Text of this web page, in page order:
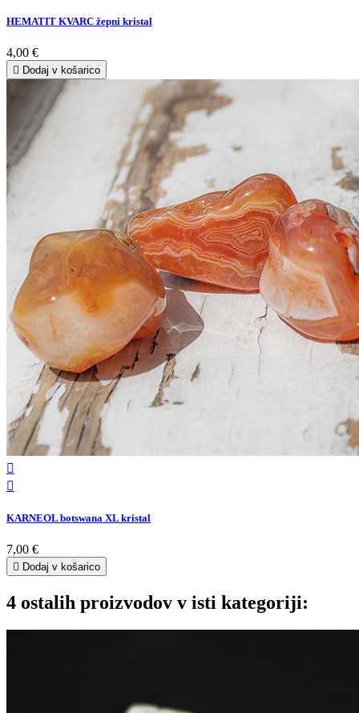
HEMATIT KVARC žepni kristal
4,00 €
 Dodaj v košarico


KARNEOL botswana XL kristal
7,00 €
 Dodaj v košarico
4 ostalih proizvodov v isti kategoriji: